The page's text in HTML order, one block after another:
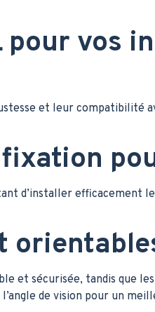
pour vos
et leur compatibilité
d’installer efficacement
et sécurisée, tandis que
de vision pour un